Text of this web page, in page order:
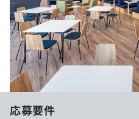
応募要件